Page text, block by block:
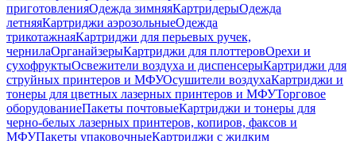
приготовленияОдежда зимняяКартридерыОдежда
летняяКартриджи аэрозольныеОдежда
трикотажнаяКартриджи для перьевых ручек,
чернилаОрганайзерыКартриджи для плоттеровОрехи и
сухофруктыОсвежители воздуха и диспенсерыКартриджи для
струйных принтеров и МФУОсушители воздухаКартриджи и
тонеры для цветных лазерных принтеров и МФУТорговое
оборудованиеПакеты почтовыеКартриджи и тонеры для
черно-белых лазерных принтеров, копиров, факсов и
МФУПакеты упаковочныеКартриджи с жидким